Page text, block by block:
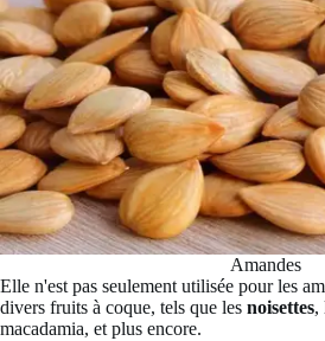
Amandes
Elle n'est pas seulement utilisée pour les
divers fruits à coque, tels que les noisettes,
macadamia, et plus encore.